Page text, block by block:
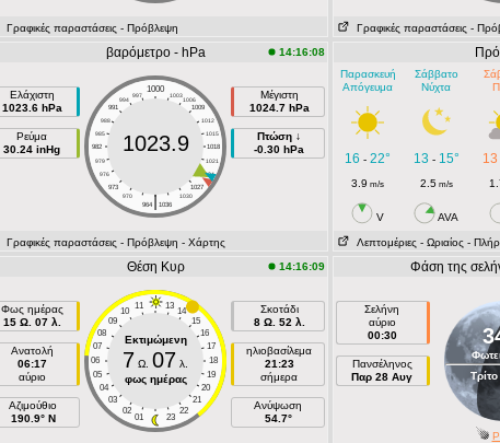
Γραφικές παραστάσεις - Πρόβλεψη Γραφικές παραστάσεις -
βαρόμετρο - hPa 14:16:08
Ελάχιστη
1023.6 hPa
Ρεύμα
30.24 inHg
1000
997 1003
994
1006
991
1009
988
1012
985
1015
982
1018
979
1021
976
1024
973
1027
970
1030
|
964 1036
1023.9
Μέγιστη
1024.7 hPa
Πτώση ↓
-0.30 hPa
Γραφικές παραστάσεις - Πρόβλεψη - Χάρτης
Παρασκευή
Απόγευμα
Σάββατο
Νύχτα
16 - 22° 13 - 15° 13
3.9 m/s 2.5m/s
V AVA
Λεπτομέριες - Ωριαίος -
Θέση Κυρ 14:16:09
Φως ημέρας
15 Ω. 07 λ.
Ανατολή
06:17
αύριο
Aζιμούθιο
190.9° N
11 13
10
14
09
15
08
16
07
17
06
18
05
19
04
20
03
21
02
22
01 23
Εκτιμώμενη
7 Ω. 07 λ.
φως ημέρας
Σκοτάδι
8 Ω. 52 λ.
ηλιοβασίλεμα
21:23
σήμερα
Ανύψωση
54.7°
Φάση της
Σελήνη
αύριο
00:30
Πανσέληνος
Παρ 28 Αυγ
Τρίτο